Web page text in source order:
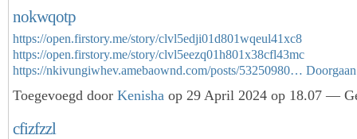
nokwqotp
https://open.firstory.me/story/clvl5edji01d801wqeul41xc8
https://open.firstory.me/story/clvl5eezq01h801x38cfl43mc
https://nkivungiwhev.amebaownd.com/posts/53250980… Doorgaan
Toegevoegd door Kenisha op 29 April 2024 op 18.07 —
cfizfzzl